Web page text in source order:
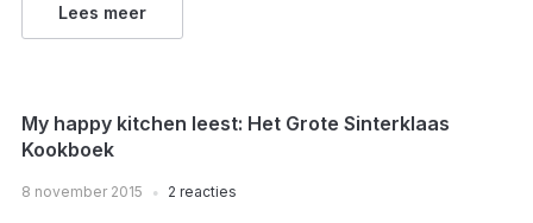
Lees meer
My happy kitchen leest: Het Grote Sinterklaas
Kookboek
8 november 2015 2 reacties